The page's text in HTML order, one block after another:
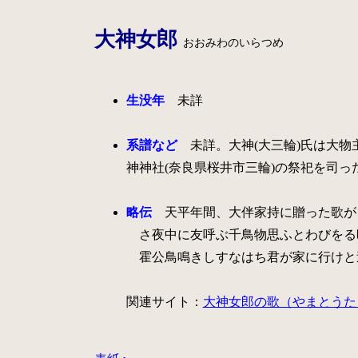
大神女郎 おおみわのいらつめ
生没年未詳
系譜など未詳。大神(大三輪)氏は大物
神神社(奈良県桜井市三輪)の祭祀を司っ
略伝天平年間、大伴家持に贈った歌が
さ夜中に友呼ぶ千鳥物思ふとわびをる
霍公鳥鳴きしすなはち君が家に行けと
関連サイト： 大神女郎の歌（やまとう